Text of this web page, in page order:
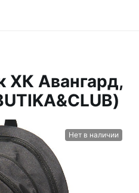
ХК Авангард,
Нет в наличии